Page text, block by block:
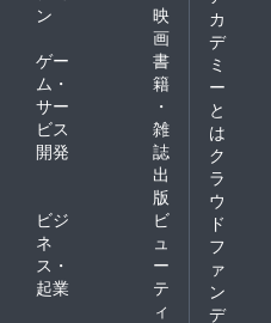
ン
映
画
ゲー
ム・
サー
ビス
開発
書
籍
・
雑
誌
出
版
ビジ
ネ
ス・
起業
ビ
ュ
ー
テ
ィ
カ
デ
ミ
ー
と
は
ク
ラ
ウ
ド
フ
ァ
ン
デ